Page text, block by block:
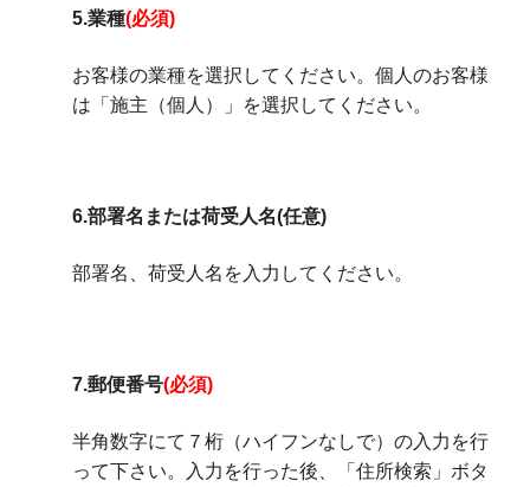
5.業種(必須)
お客様の業種を選択してください。個人のお客様
は「施主（個人）」を選択してください。
6.部署名または荷受人名(任意)
部署名、荷受人名を入力してください。
7.郵便番号(必須)
半角数字にて７桁（ハイフンなしで）の入力を行
って下さい。入力を行った後、「住所検索」ボタ